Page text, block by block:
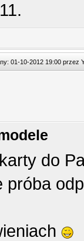
01-10-2012 19:00 przez
do
próba